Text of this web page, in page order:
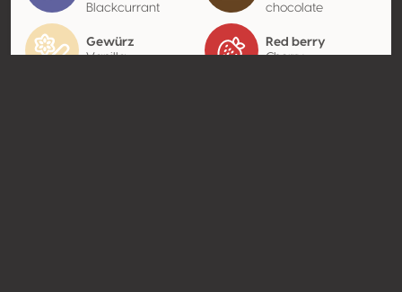
Blackcurrant
chocolate
Gewürz
Vanilla
Red berry
Cherry